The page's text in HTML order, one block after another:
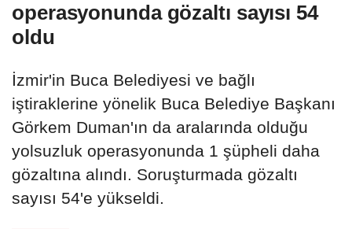
operasyonunda gözaltı sayısı 54
oldu
İzmir'in Buca Belediyesi ve bağlı
iştiraklerine yönelik Buca Belediye Başkanı
Görkem Duman'ın da aralarında olduğu
yolsuzluk operasyonunda 1 şüpheli daha
gözaltına alındı. Soruşturmada gözaltı
sayısı 54'e yükseldi.